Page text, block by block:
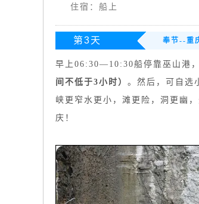
住宿：船上
第3天 奉节--重
早上06:30—10:30船停靠巫山港
间不低于3小时 ） 。然后，可自选
峡更窄水更小，滩更险，洞更幽
庆！